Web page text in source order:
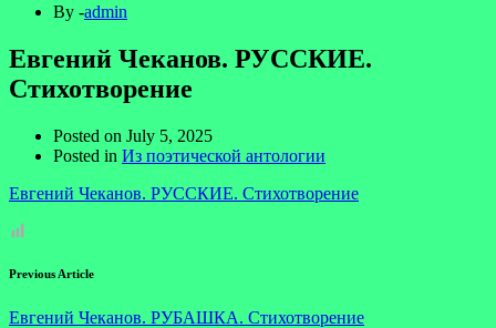
By -admin
Евгений Чеканов. РУССКИЕ.
Стихотворение
Posted on July 5, 2025
Posted in Из поэтической антологии
Евгений Чеканов. РУССКИЕ. Стихотворение
Previous Article
Евгений Чеканов. РУБАШКА. Стихотворение